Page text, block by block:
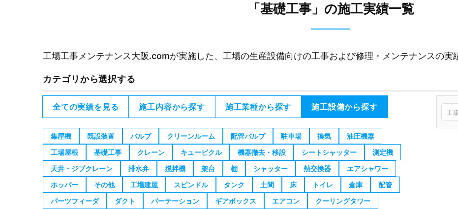
「基礎工事」の施工実績一覧
工場工事メンテナンス大阪.comが実施した、工場の生産設備向けの工事および修理・メンテナンスの実
カテゴリから選択する
全ての実績を見る 施工内容から探す 施工業種から探す 施工設備から探す
集塵機 既設装置 バルブ クリーンルーム 配管バルブ 駐車場 換気
油圧機器
工場屋根
基礎工事 クレーン キュービクル 機器撤去・移設 シートシャッター
測定機
天井・ジブクレーン
排水弁 撹拌機 架台 棚 シャッター 熱交換器
エアシャワー
ホッパー
その他 工場建屋 スピンドル タンク 土間 床 トイレ 倉庫
配管
パーツフィーダ
ダクト パーテーション ギアボックス エアコン
クーリングタワー